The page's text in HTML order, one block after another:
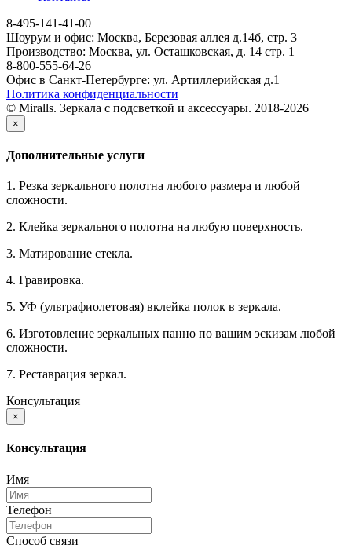
8-495-141-41-00
Шоурум и офис: Москва, Березовая аллея д.14б, стр. 3
Производство: Москва, ул. Осташковская, д. 14 стр. 1
8-800-555-64-26
Офис в Санкт-Петербурге: ул. Артиллерийская д.1
Политика конфиденциальности
© Miralls. Зеркала с подсветкой и аксессуары. 2018-2026
×
Дополнительные услуги
1. Резка зеркального полотна любого размера и любой
сложности.
2. Клейка зеркального полотна на любую поверхность.
3. Матирование стекла.
4. Гравировка.
5. УФ (ультрафиолетовая) вклейка полок в зеркала.
6. Изготовление зеркальных панно по вашим эскизам любой
сложности.
7. Реставрация зеркал.
Консультация
×
Консультация
Имя
Телефон
Способ связи